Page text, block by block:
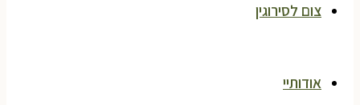
צום לסירוגין
אודותיי